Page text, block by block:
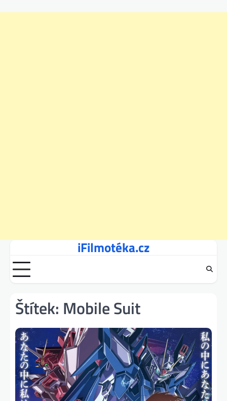
content
iFilmotéka.cz
Štítek: Mobile Suit